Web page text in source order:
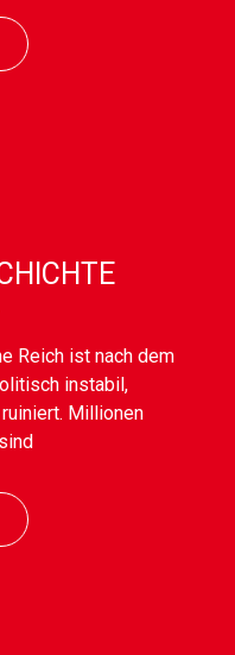
Reich ist nach dem
instabil,
Millionen